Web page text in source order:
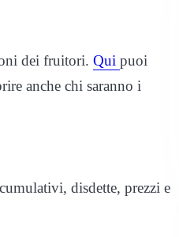
dei fruitori. Qui puoi
anche chi saranno i
disdette, prezzi e